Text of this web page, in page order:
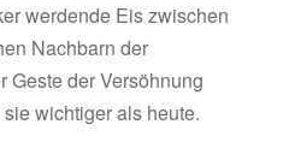
werdende Eis zwischen
Nachbarn der
Geste der Versöhnung
wichtiger als heute.